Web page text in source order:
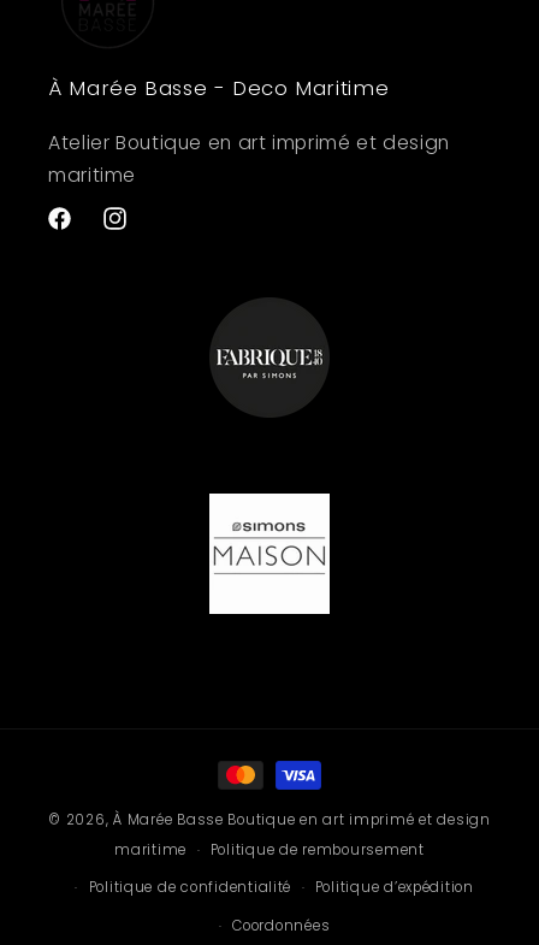
À Marée Basse - Deco Maritime
Atelier Boutique en art imprimé et design
maritime
FacebookInstagram
Moyens
de
paiement
© 2026,À Marée Basse Boutique en art imprimé et design
maritime
Politique de remboursement
Politique de confidentialité
Politique d’expédition
Coordonnées